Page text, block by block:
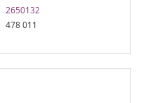
2650132
478 011